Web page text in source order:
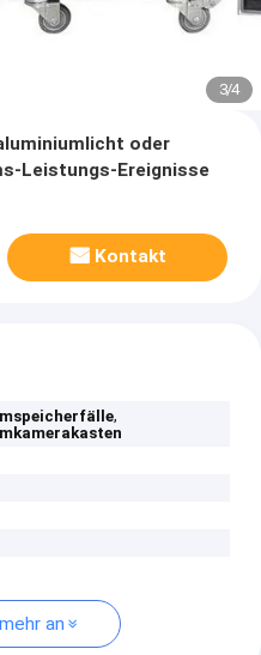
3/4
oder
Leistungs-Ereignisse
Kontakt
,
an